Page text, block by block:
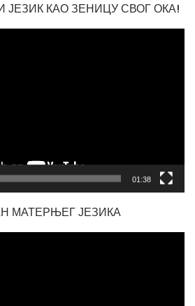
КАО ЗЕНИЦУ СВОГ ОКА!
01:38
МАТЕРЊЕГ ЈЕЗИКА